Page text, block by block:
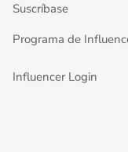
Suscríbase
Programa de
Influencer Login